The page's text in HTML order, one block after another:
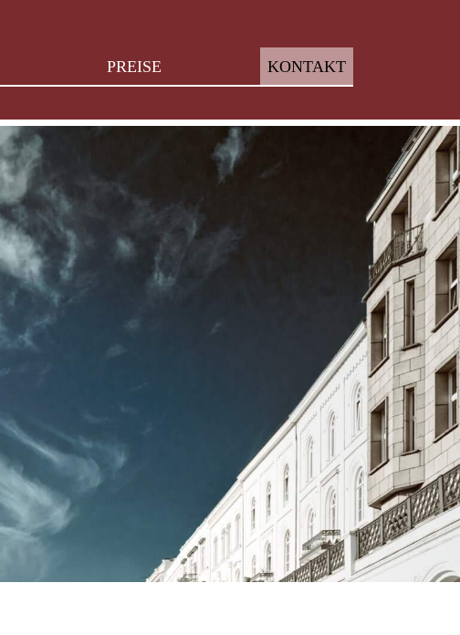
PREISE KONTAKT